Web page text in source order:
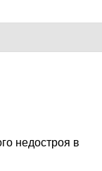
недостроя в